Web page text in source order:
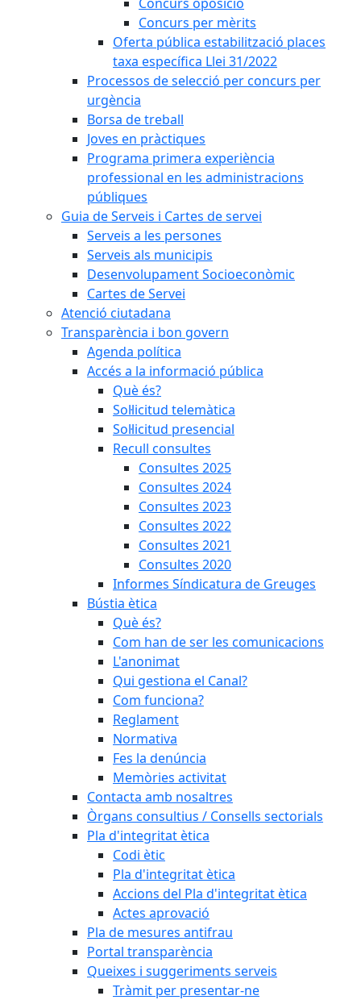
Concurs per mèrits
Oferta pública estabilització places
taxa específica Llei 31/2022
Processos de selecció per concurs per
urgència
Borsa de treball
Joves en pràctiques
Programa primera experiència
professional en les administracions
públiques
Guia de Serveis i Cartes de servei
Serveis a les persones
Serveis als municipis
Desenvolupament Socioeconòmic
Cartes de Servei
Atenció ciutadana
Transparència i bon govern
Agenda política
Accés a la informació pública
Què és?
Sol·licitud telemàtica
Sol·licitud presencial
Recull consultes
Consultes 2025
Consultes 2024
Consultes 2023
Consultes 2022
Consultes 2021
Consultes 2020
Informes Síndicatura de Greuges
Bústia ètica
Què és?
Com han de ser les comunicacions
L'anonimat
Qui gestiona el Canal?
Com funciona?
Reglament
Normativa
Fes la denúncia
Memòries activitat
Contacta amb nosaltres
Òrgans consultius / Consells sectorials
Pla d'integritat ètica
Codi ètic
Pla d'integritat ètica
Accions del Pla d'integritat ètica
Actes aprovació
Pla de mesures antifrau
Portal transparència
Queixes i suggeriments serveis
Tràmit per presentar-ne